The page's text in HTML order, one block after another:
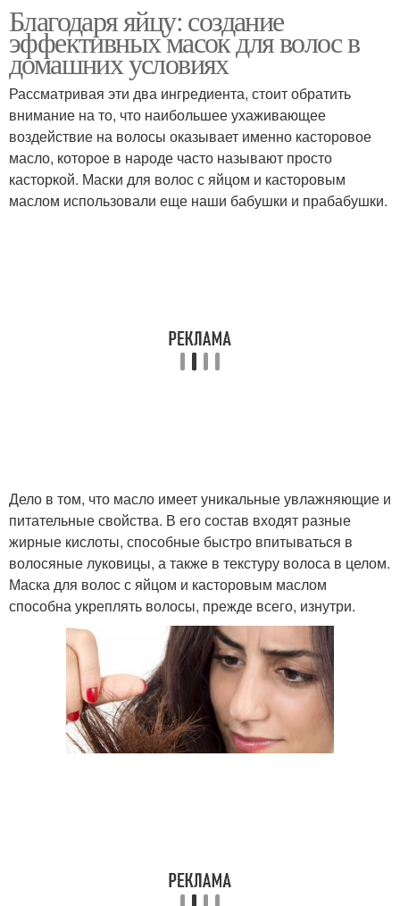
Яйца для волос Маски из яйца
Восстановления с
масками
Маска для волос
Рецепты с яйцом Сырое яйцо
Яйцо для волос
Маска для темных
волос
Яичная маска
Маска с репейным
маслом
Благодаря яйцу: создание
эффективных масок для волос в
домашних условиях
Рассматривая эти два ингредиента, стоит обратить
внимание на то, что наибольшее ухаживающее
воздействие на волосы оказывает именно касторовое
масло, которое в народе часто называют просто
касторкой. Маски для волос с яйцом и касторовым
маслом использовали еще наши бабушки и прабабушки.
Дело в том, что масло имеет уникальные увлажняющие и
питательные свойства. В его состав входят разные
жирные кислоты, способные быстро впитываться в
волосяные луковицы, а также в текстуру волоса в целом.
Маска для волос с яйцом и касторовым маслом
способна укреплять волосы, прежде всего, изнутри.